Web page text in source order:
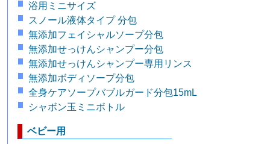
浴用ミニサイズ
スノール液体タイプ 分包
無添加フェイシャルソープ分包
無添加せっけんシャンプー分包
無添加せっけんシャンプー専用リンス
無添加ボディソープ分包
全身ケアソープバブルガード分包15mL
シャボン玉ミニボトル
ベビー用